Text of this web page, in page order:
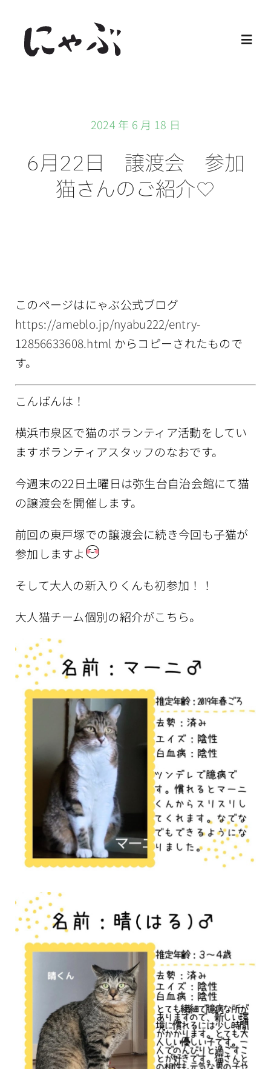
content
譲渡会
2024 年 6 月 18 日
6月22日 譲渡会 参加
猫さんのご紹介♡
このページはにゃぶ公式ブログ
https://ameblo.jp/nyabu222/entry-
12856633608.html からコピーされたもので
す。
こんばんは！
横浜市泉区で猫のボランティア活動をしてい
ますボランティアスタッフのなおです。
今週末の22日土曜日は弥生台自治会館にて猫
の譲渡会を開催します。
前回の東戸塚での譲渡会に続き今回も子猫が
参加しますよ
そして大人の新入りくんも初参加！！
大人猫チーム個別の紹介がこちら。